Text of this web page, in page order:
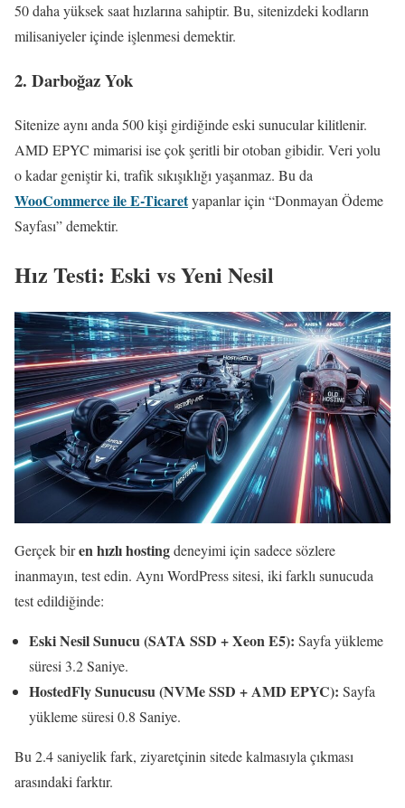
50 daha yüksek saat hızlarına sahiptir. Bu, sitenizdeki kodların
milisaniyeler içinde işlenmesi demektir.
2. Darboğaz Yok
Sitenize aynı anda 500 kişi girdiğinde eski sunucular kilitlenir.
AMD EPYC mimarisi ise çok şeritli bir otoban gibidir. Veri yolu
o kadar geniştir ki, trafik sıkışıklığı yaşanmaz. Bu da
WooCommerce ile E-Ticaretyapanlar için “Donmayan Ödeme
Sayfası” demektir.
Hız Testi: Eski vs Yeni Nesil
Gerçek biren hızlı hostingdeneyimi için sadece sözlere
inanmayın, test edin. Aynı WordPress sitesi, iki farklı sunucuda
test edildiğinde:
Eski Nesil Sunucu (SATA SSD + Xeon E5): Sayfa yükleme
süresi 3.2 Saniye.
HostedFly Sunucusu (NVMe SSD + AMD EPYC): Sayfa
yükleme süresi 0.8 Saniye.
Bu 2.4 saniyelik fark, ziyaretçinin sitede kalmasıyla çıkması
arasındaki farktır.